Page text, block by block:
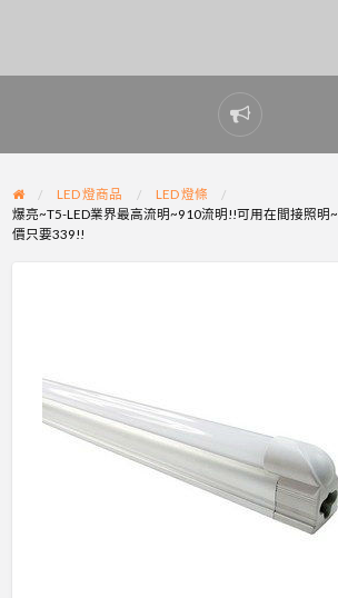
Report
problem
LED 燈商品
LED 燈條
爆亮~T5-LED業界最高流明~910流明!!可用在間接照明
價只要339!!